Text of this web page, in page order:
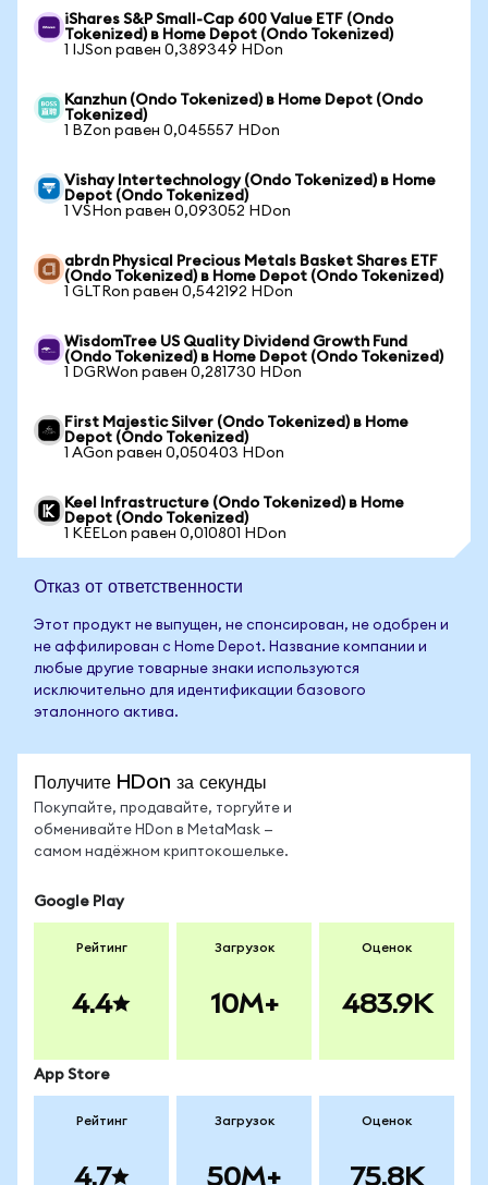
iShares S&P Small-Cap 600 Value ETF (Ondo
Tokenized) в Home Depot (Ondo Tokenized)
1 IJSon равен 0,389349 HDon
Kanzhun (Ondo Tokenized) в Home Depot (Ondo
Tokenized)
1 BZon равен 0,045557 HDon
Vishay Intertechnology (Ondo Tokenized) в Home
Depot (Ondo Tokenized)
1 VSHon равен 0,093052 HDon
abrdn Physical Precious Metals Basket Shares ETF
(Ondo Tokenized) в Home Depot (Ondo Tokenized)
1 GLTRon равен 0,542192 HDon
WisdomTree US Quality Dividend Growth Fund
(Ondo Tokenized) в Home Depot (Ondo Tokenized)
1 DGRWon равен 0,281730 HDon
First Majestic Silver (Ondo Tokenized) в Home
Depot (Ondo Tokenized)
1 AGon равен 0,050403 HDon
Keel Infrastructure (Ondo Tokenized) в Home
Depot (Ondo Tokenized)
1 KEELon равен 0,010801 HDon
Отказ от ответственности
Этот продукт не выпущен, не спонсирован, не одобрен и
не аффилирован с Home Depot. Название компании и
любые другие товарные знаки используются
исключительно для идентификации базового
эталонного актива.
Получите HDon за секунды
Покупайте, продавайте, торгуйте и
обменивайте HDon в MetaMask —
самом надёжном криптокошельке.
Google Play
Рейтинг
4.4
Загрузок
10M+
Оценок
483.9K
App Store
Рейтинг
4.7
Загрузок
50M+
Оценок
75.8K